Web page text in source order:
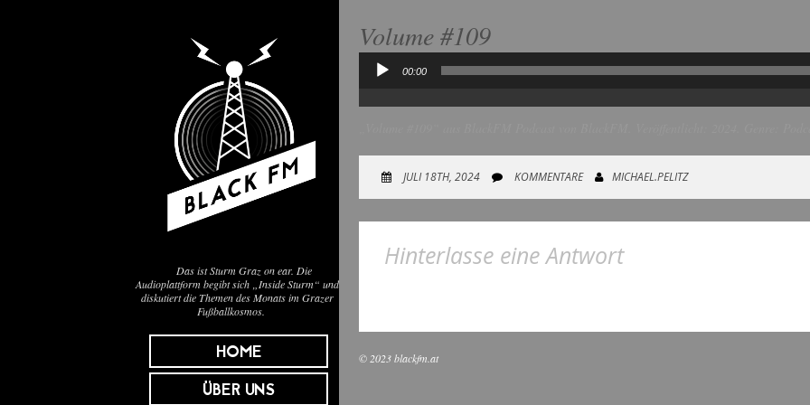
Das ist Sturm Graz on ear. Die
Audioplattform begibt sich „Inside Sturm“ und
diskutiert die Themen des Monats im Grazer
Fußballkosmos.
HOME
ÜBER UNS
Volume #109
Audio-
00:00
JULI 18TH, 2024 KOMMENTARE MICHAEL.PELITZ
Hinterlasse eine Antwort
© 2023 blackfm.at